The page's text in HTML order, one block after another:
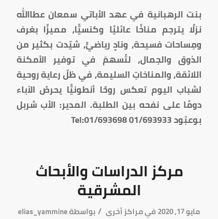
بنت الرهبانية في عهد الأباتي سمعان عطاالله
نزلًا يترجم مناخًا عائليًا وكنسيًّا، مميزًا بغرف
ومِساحات فسيحة، ونادٍ رياضيٍّ، شيّدت بكثير من
الذوق والجمال، لتُسهمَ في توفير الأمكنة
اللائقة، والمناخاتِ السليمة، في ظلّ رعاية روحية
لشباب اليوم تعكس روحًا أنطونيًّا يحرصُ الآباء
دومًا على نفحه بين الطلبة. المدير: الأب شربل
بوعبّود Tel:01/693698 01/693933
مركز الدراسات والأبحاث
المشرقية
مايو 17, 2020 فيمراكز أخرى /بواسطةelias_yammine